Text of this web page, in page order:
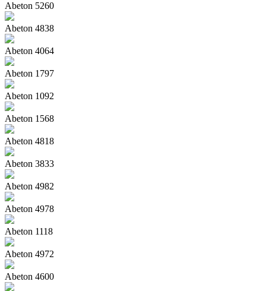
Abeton 5260
Abeton 4838
Abeton 4064
Abeton 1797
Abeton 1092
Abeton 1568
Abeton 4818
Abeton 3833
Abeton 4982
Abeton 4978
Abeton 1118
Abeton 4972
Abeton 4600